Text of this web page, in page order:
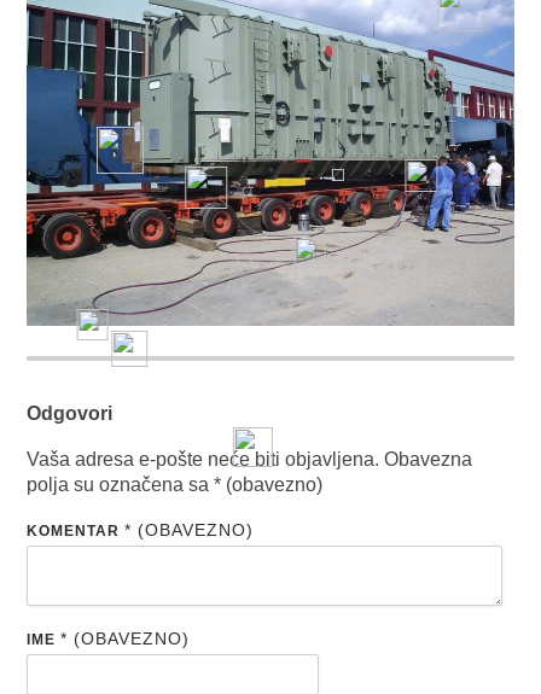
Odgovori
Vaša adresa e-pošte neće biti objavljena. Obavezna
polja su označena sa* (obavezno)
KOMENTAR* (OBAVEZNO)
IME* (OBAVEZNO)